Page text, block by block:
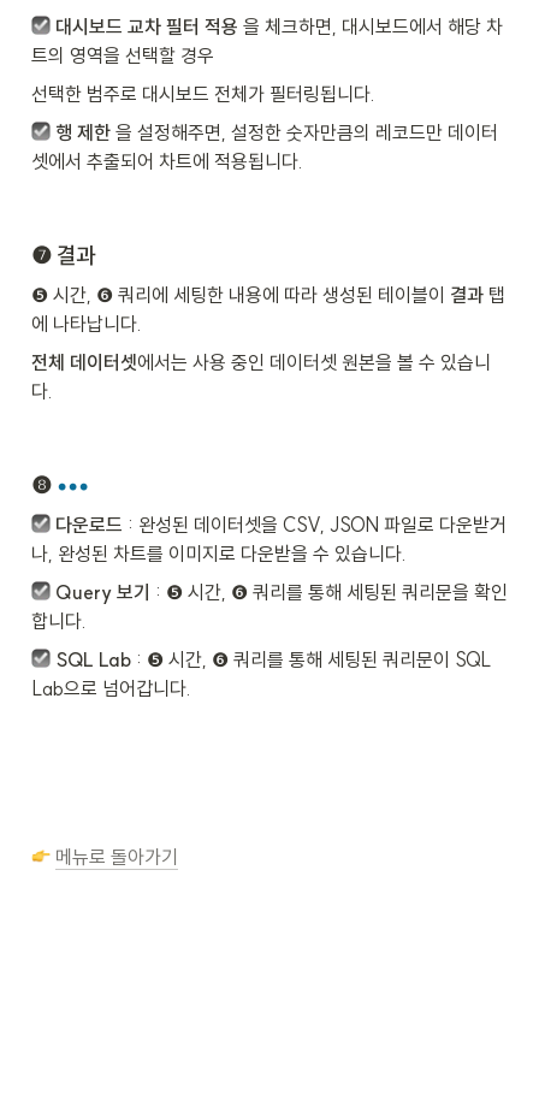
대시보드 교차 필터 적용 을 체크하면, 대시보드에서 해당 차
트의 영역을 선택할 경우
선택한 범주로 대시보드 전체가 필터링됩니다.
행 제한 을 설정해주면, 설정한 숫자만큼의 레코드만 데이터
셋에서 추출되어 차트에 적용됩니다.
❼ 결과
❺ 시간, ❻ 쿼리에 세팅한 내용에 따라 생성된 테이블이 결과 탭
에 나타납니다.
전체 데이터셋에서는 사용 중인 데이터셋 원본을 볼 수 있습니
다.
❽ •••
다운로드 : 완성된 데이터셋을 CSV, JSON 파일로 다운받거
나, 완성된 차트를 이미지로 다운받을 수 있습니다.
Query 보기 : ❺ 시간, ❻ 쿼리를 통해 세팅된 쿼리문을 확인
합니다.
SQL Lab : ❺ 시간, ❻ 쿼리를 통해 세팅된 쿼리문이 SQL
Lab으로 넘어갑니다.
메뉴로 돌아가기